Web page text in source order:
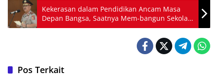
Kekerasan dalam Pendidikan Ancam Masa
Depan Bangsa, Saatnya Mem-bangun Sekolah
Humanis dan Berkarakter
Pos Terkait